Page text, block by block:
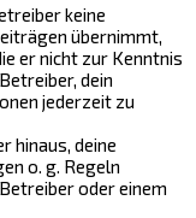
keine
übernimmt,
er nicht zur Kenntnis
dein
jederzeit zu
hinaus, deine
o. g. Regeln
oder einem